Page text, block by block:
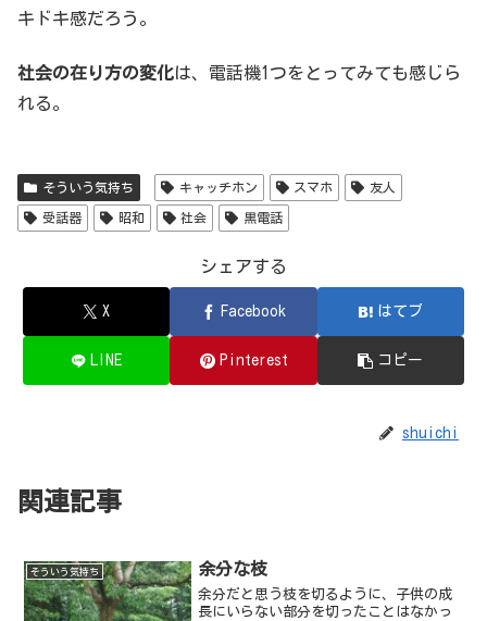
キドキ感だろう。
社会の在り方の変化は、電話機1つをとってみても感じら
れる。
そういう気持ち キャッチホン スマホ 友人
受話器 昭和 社会 黒電話
シェアする
X Facebook はてブ
LINE Pinterest コピー
shuichi
関連記事
そういう気持ち 余分な枝
余分だと思う枝を切るように、子供の成
長にいらない部分を切ったことはなかっ